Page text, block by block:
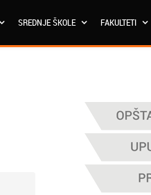
SREDNJE ŠKOLE FAKULTETI